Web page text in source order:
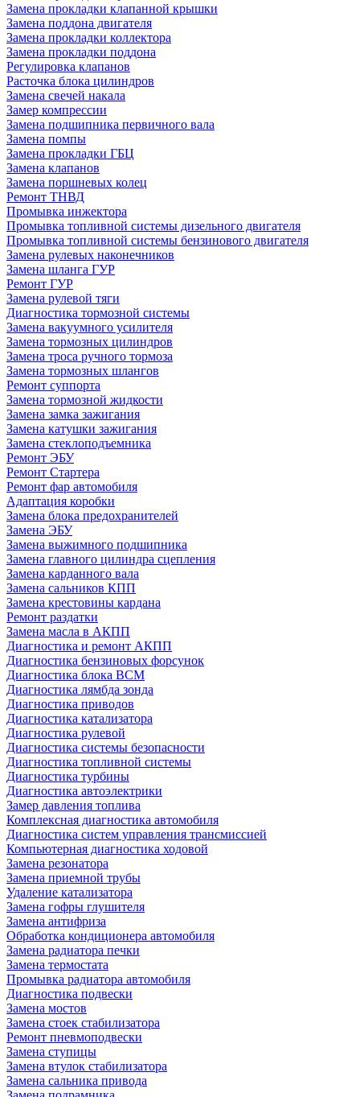
Замена прокладки клапанной крышки
Замена поддона двигателя
Замена прокладки коллектора
Замена прокладки поддона
Регулировка клапанов
Расточка блока цилиндров
Замена свечей накала
Замер компрессии
Замена подшипника первичного вала
Замена помпы
Замена прокладки ГБЦ
Замена клапанов
Замена поршневых колец
Ремонт ТНВД
Промывка инжектора
Промывка топливной системы дизельного двигателя
Промывка топливной системы бензинового двигателя
Замена рулевых наконечников
Замена шланга ГУР
Ремонт ГУР
Замена рулевой тяги
Диагностика тормозной системы
Замена вакуумного усилителя
Замена тормозных цилиндров
Замена троса ручного тормоза
Замена тормозных шлангов
Ремонт суппорта
Замена тормозной жидкости
Замена замка зажигания
Замена катушки зажигания
Замена стеклоподъемника
Ремонт ЭБУ
Ремонт Стартера
Ремонт фар автомобиля
Адаптация коробки
Замена блока предохранителей
Замена ЭБУ
Замена выжимного подшипника
Замена главного цилиндра сцепления
Замена карданного вала
Замена сальников КПП
Замена крестовины кардана
Ремонт раздатки
Замена масла в АКПП
Диагностика и ремонт АКПП
Диагностика бензиновых форсунок
Диагностика блока BCM
Диагностика лямбда зонда
Диагностика приводов
Диагностика катализатора
Диагностика рулевой
Диагностика системы безопасности
Диагностика топливной системы
Диагностика турбины
Диагностика автоэлектрики
Замер давления топлива
Комплексная диагностика автомобиля
Диагностика систем управления трансмиссией
Компьютерная диагностика ходовой
Замена резонатора
Замена приемной трубы
Удаление катализатора
Замена гофры глушителя
Замена антифриза
Обработка кондиционера автомобиля
Замена радиатора печки
Замена термостата
Промывка радиатора автомобиля
Диагностика подвески
Замена мостов
Замена стоек стабилизатора
Ремонт пневмоподвески
Замена ступицы
Замена втулок стабилизатора
Замена сальника привода